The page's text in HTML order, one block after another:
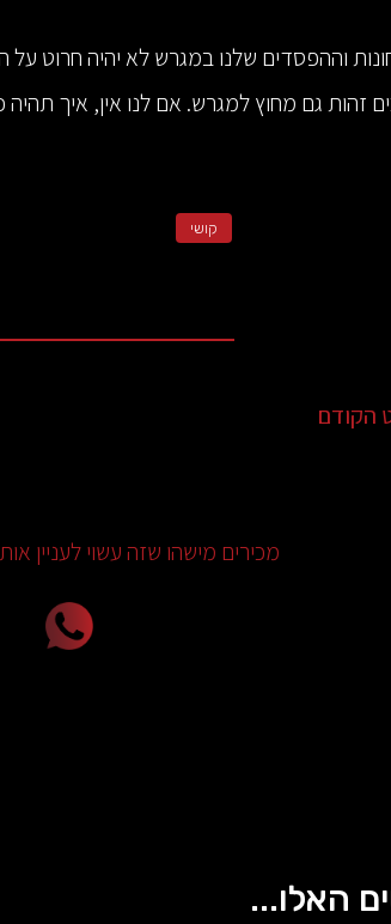
וההפסדים שלנו במגרש לא יהיה חרוט על
זהות גם מחוץ למגרש. אם לנו אין, איך תהיה
קושי
הקודם
מכירים מישהו שזה עשוי לעניין
האלו...